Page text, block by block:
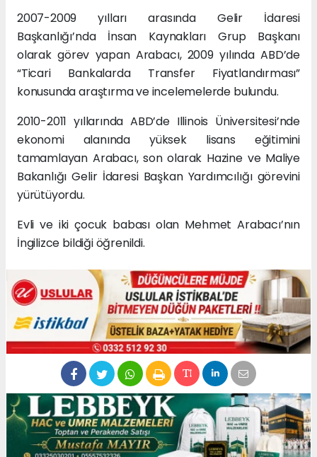
2007-2009 yılları arasında Gelir İdaresi
Başkanlığı’nda İnsan Kaynakları Grup Başkanı
olarak görev yapan Arabacı, 2009 yılında ABD’de
“Ticari Bankalarda Transfer Fiyatlandırması”
konusunda araştırma ve incelemelerde bulundu.
2010-2011 yıllarında ABD’de Illinois Üniversitesi’nde
ekonomi alanında yüksek lisans eğitimini
tamamlayan Arabacı, son olarak Hazine ve Maliye
Bakanlığı Gelir İdaresi Başkan Yardımcılığı görevini
yürütüyordu.
Evli ve iki çocuk babası olan Mehmet Arabacı’nın
İngilizce bildiği öğrenildi.